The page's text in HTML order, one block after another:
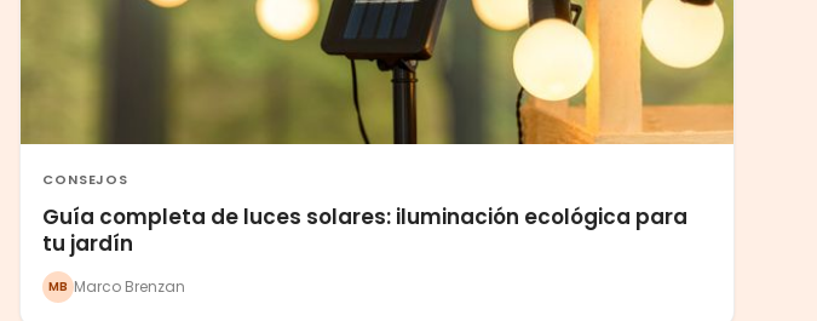
CONSEJOS
Guía completa de luces solares: iluminación ecológica para
tu jardín
MB Marco Brenzan